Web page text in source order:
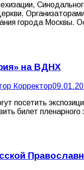
города Москвы.
на ВДНХ
Корректор
посетить
билет